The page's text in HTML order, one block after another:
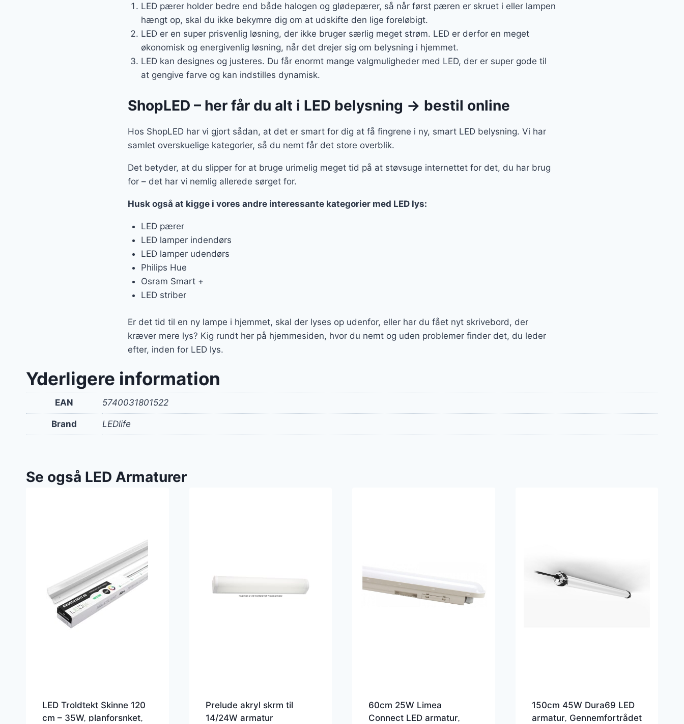
LED pærer holder bedre end både halogen og glødepærer, så når først pæren er skruet i eller lampen
hængt op, skal du ikke bekymre dig om at udskifte den lige foreløbigt.
LED er en super prisvenlig løsning, der ikke bruger særlig meget strøm. LED er derfor en meget
økonomisk og energivenlig løsning, når det drejer sig om belysning i hjemmet.
LED kan designes og justeres. Du får enormt mange valgmuligheder med LED, der er super gode til
at gengive farve og kan indstilles dynamisk.
ShopLED – her får du alt i LED belysning → bestil online
Hos ShopLED har vi gjort sådan, at det er smart for dig at få fingrene i ny, smart LED belysning. Vi har
samlet overskuelige kategorier, så du nemt får det store overblik.
Det betyder, at du slipper for at bruge urimelig meget tid på at støvsuge internettet for det, du har brug
for – det har vi nemlig allerede sørget for.
Husk også at kigge i vores andre interessante kategorier med LED lys:
LED pærer
LED lamper indendørs
LED lamper udendørs
Philips Hue
Osram Smart +
LED striber
Er det tid til en ny lampe i hjemmet, skal der lyses op udenfor, eller har du fået nyt skrivebord, der
kræver mere lys? Kig rundt her på hjemmesiden, hvor du nemt og uden problemer finder det, du leder
efter, inden for LED lys.
Yderligere information
EAN 5740031801522
Brand LEDlife
Se også LED Armaturer
LED Troldtekt Skinne 120
cm – 35W, planforsnket,
Prelude akryl skrm til
14/24W armatur
60cm 25W Limea
Connect LED armatur,
150cm 45W Dura69 LED
armatur, Gennemfortrådet